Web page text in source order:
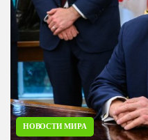
НОВОСТИ МИРА